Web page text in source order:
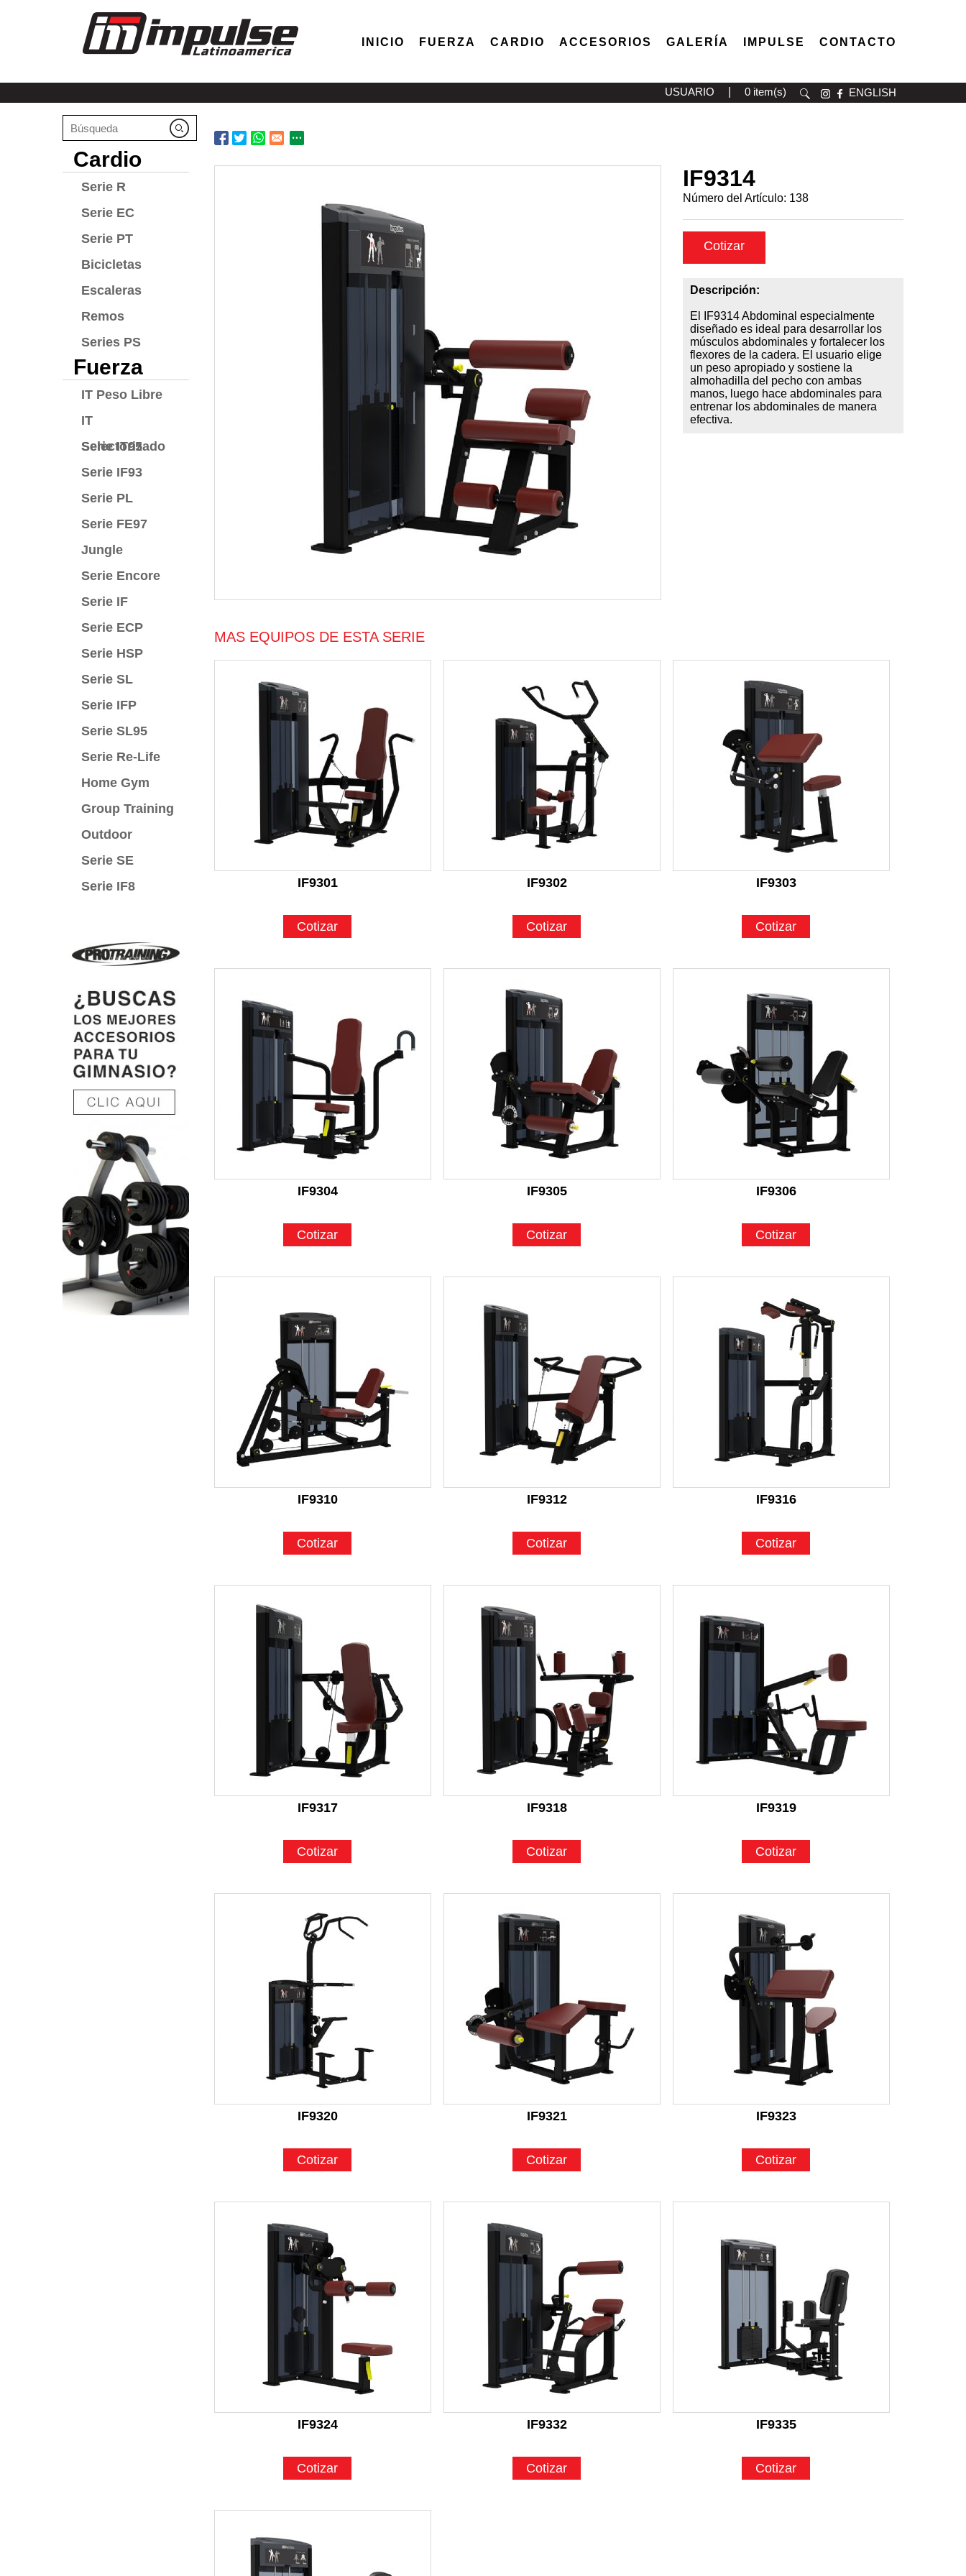
INICIO FUERZA CARDIO ACCESORIOS GALERÍA IMPULSE CONTACTO
ENGLISH
USUARIO 0 item(s)
Cardio
Serie R
Serie EC
Serie PT
Bicicletas
Escaleras
Remos
Series PS
Fuerza
IT Peso Libre
IT
Selectorizado
Serie IT95
Serie IF93
Serie PL
Serie FE97
Jungle
Serie Encore
Serie IF
Serie ECP
Serie HSP
Serie SL
Serie IFP
Serie SL95
Serie Re-Life
Home Gym
Group Training
Outdoor
Serie SE
Serie IF8
IF9314
Número del Artículo: 138
Cotizar
Descripción:
El IF9314 Abdominal especialmente
diseñado es ideal para desarrollar los
músculos abdominales y fortalecer los
flexores de la cadera. El usuario elige
un peso apropiado y sostiene la
almohadilla del pecho con ambas
manos, luego hace abdominales para
entrenar los abdominales de manera
efectiva.
MAS EQUIPOS DE ESTA SERIE
IF9301
Cotizar
IF9302
Cotizar
IF9303
Cotizar
IF9304
Cotizar
IF9305
Cotizar
IF9306
Cotizar
IF9310
Cotizar
IF9312
Cotizar
IF9316
Cotizar
IF9317
Cotizar
IF9318
Cotizar
IF9319
Cotizar
IF9320
Cotizar
IF9321
Cotizar
IF9323
Cotizar
IF9324
Cotizar
IF9332
Cotizar
IF9335
Cotizar